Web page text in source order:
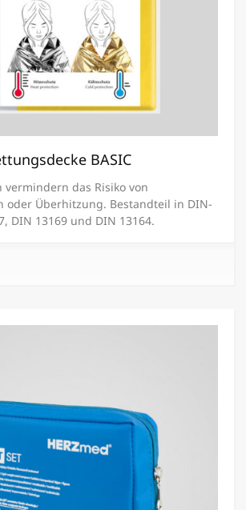
BASIC
vermindern das Risiko von
oder Überhitzung. Bestandteil in DIN-
DIN 13169 und DIN 13164.